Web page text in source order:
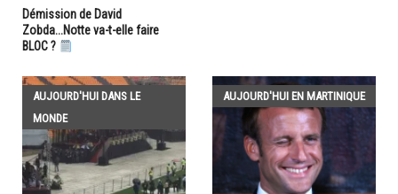
Démission de David
Zobda...Notte va-t-elle faire
BLOC ?
AUJOURD'HUI DANS LE
MONDE
AUJOURD'HUI EN MARTINIQUE